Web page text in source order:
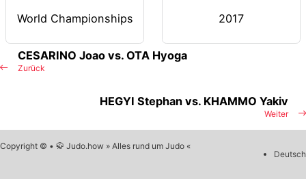
World Championships 2017
Zurück
CESARINO Joao vs. OTA Hyoga
Weiter
HEGYI Stephan vs. KHAMMO Yakiv
Copyright © • 🥋 Judo.how » Alles rund um Judo «
Deutsch